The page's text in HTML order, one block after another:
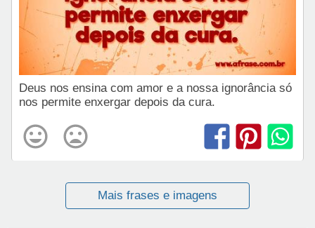
Deus nos ensina com amor e a nossa ignorância só
nos permite enxergar depois da cura.
Mais frases e imagens